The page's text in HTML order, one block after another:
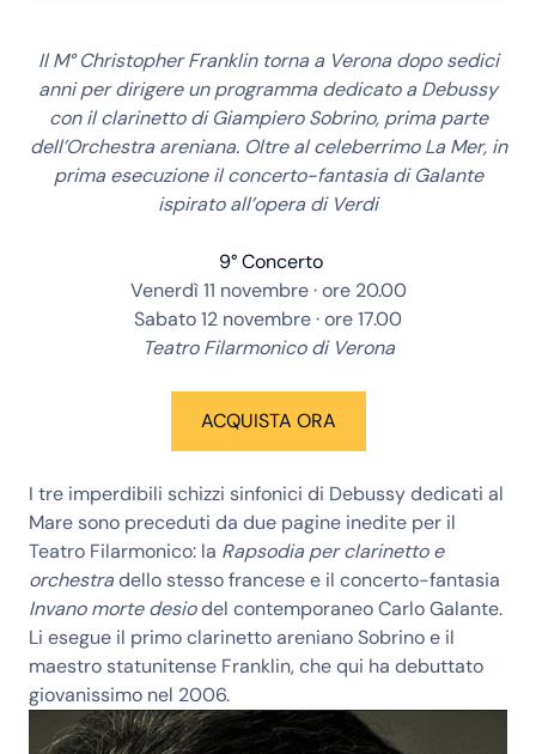
Il M° Christopher Franklin torna a Verona dopo sedici
anni per dirigere un programma dedicato a Debussy
con il clarinetto di Giampiero Sobrino, prima parte
dell’Orchestra areniana. Oltre al celeberrimo La Mer, in
prima esecuzione il concerto-fantasia di Galante
ispirato all’opera di Verdi
9° Concerto
Venerdì 11 novembre · ore 20.00
Sabato 12 novembre · ore 17.00
Teatro Filarmonico di Verona
ACQUISTA ORA
I tre imperdibili schizzi sinfonici di Debussy dedicati al
Mare sono preceduti da due pagine inedite per il
Teatro Filarmonico: la Rapsodia per clarinetto e
orchestradello stesso francese e il concerto-fantasia
Invano morte desiodel contemporaneo Carlo Galante.
Li esegue il primo clarinetto areniano Sobrino e il
maestro statunitense Franklin, che qui ha debuttato
giovanissimo nel 2006.